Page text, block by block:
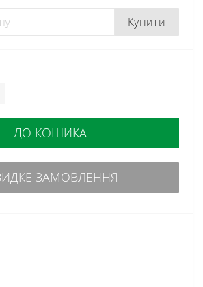
Купити
ДО КОШИКА
ЗАМОВЛЕННЯ